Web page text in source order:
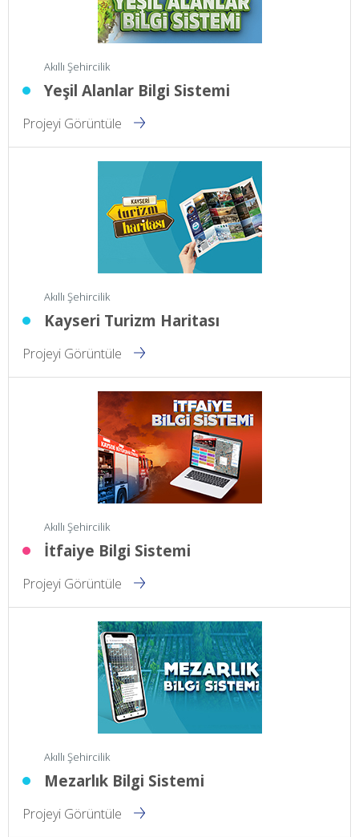
Akıllı Şehircilik
Yeşil Alanlar Bilgi Sistemi
Projeyi Görüntüle
Akıllı Şehircilik
Kayseri Turizm Haritası
Projeyi Görüntüle
Akıllı Şehircilik
İtfaiye Bilgi Sistemi
Projeyi Görüntüle
Akıllı Şehircilik
Mezarlık Bilgi Sistemi
Projeyi Görüntüle